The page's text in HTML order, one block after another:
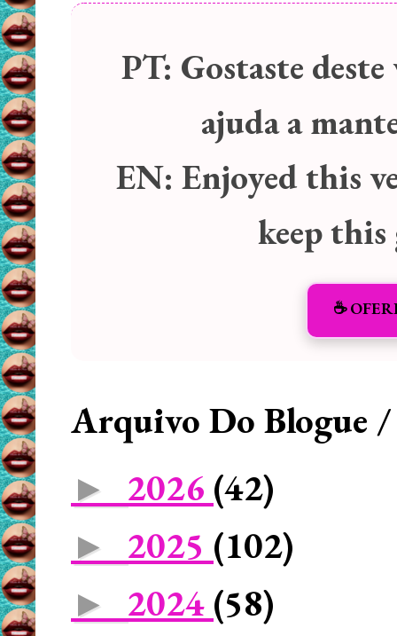
PT: Gostaste
ajuda a
EN: Enjoyed this
keep
☕️
Arquivo Do Blogue
► 2026 (42)
► 2025 (102)
► 2024 (58)